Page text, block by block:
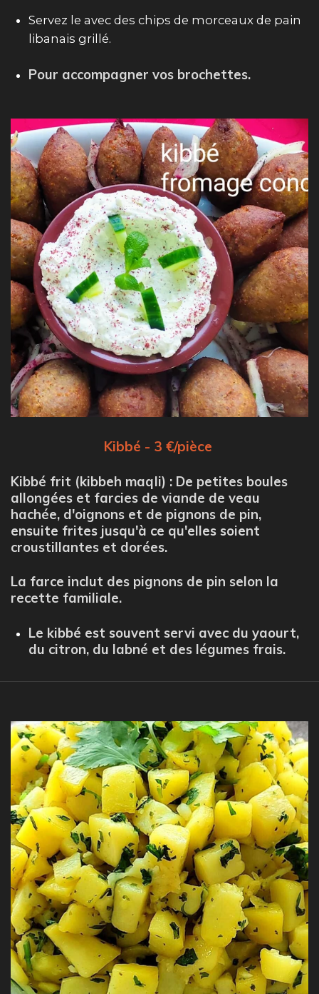
Servez le avec des chips de morceaux de pain
libanais grillé.
Pour accompagner vos brochettes.
Kibbé - 3 €/pièce
Kibbé frit (kibbeh maqli) : De petites boules
allongées et farcies de viande de veau
hachée, d'oignons et de pignons de pin,
ensuite frites jusqu'à ce qu'elles soient
croustillantes et dorées.
La farce inclut des pignons de pin selon la
recette familiale.
Le kibbé est souvent servi avec du yaourt,
du citron, du labné et des légumes frais.